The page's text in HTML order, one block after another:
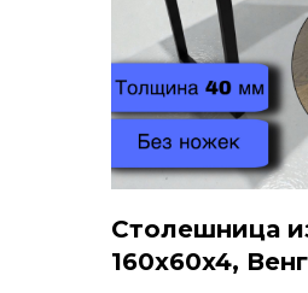
Столешница
160x60x4,